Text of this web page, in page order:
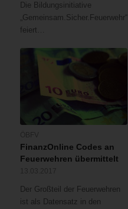
Die Bildungsinitiative
„Gemeinsam.Sicher.Feuerwehr“
feiert…
FinanzOnline Codes an
Feuerwehren übermittelt
Der Großteil der Feuerwehren
ist als Datensatz in den